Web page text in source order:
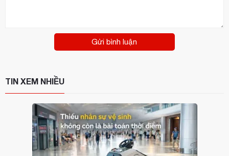
Gửi bình luận
TIN XEM NHIỀU